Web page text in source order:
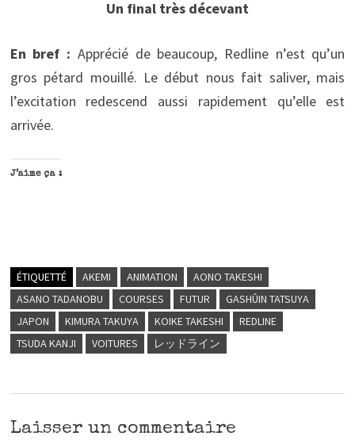
Un final très décevant
En bref : Apprécié de beaucoup, Redline n’est qu’un
gros pétard mouillé. Le début nous fait saliver, mais
l’excitation redescend aussi rapidement qu’elle est
arrivée.
J’aime ça :
ÉTIQUETTÉ AKEMI ANIMATION
AONO TAKESHI
ASANO TADANOBU
COURSES FUTUR
GASHÛIN TATSUYA
JAPON
KIMURA TAKUYA KOIKE TAKESHI
REDLINE
TSUDA KANJI
VOITURES レッドライン
Laisser un commentaire